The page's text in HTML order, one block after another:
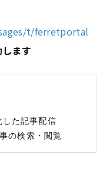
t/ferretportal
ます
した記事配信